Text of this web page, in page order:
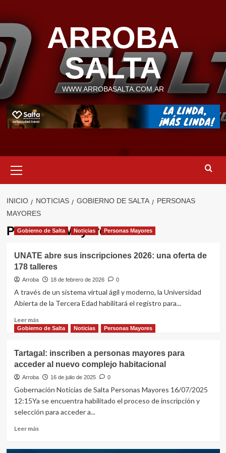
contenido
ARROBA
SALTA
WWW.ARROBASALTA.COM.AR
primario
INICIO NOTICIAS GOBIERNO DE SALTA
PERSONAS
MAYORES
Personas Mayores
Gobierno de Salta Noticias Personas Mayores
UNATE abre sus inscripciones 2026: una oferta de
178 talleres
Arroba 18 de febrero de 2026 0
A través de un sistema virtual ágil y moderno, la Universidad
Abierta de la Tercera Edad habilitará el registro para...
Leer másLeer
más
abre
sus
inscripciones
oferta
de
Gobierno de Salta Noticias Personas Mayores
Tartagal: inscriben a personas mayores para
acceder al nuevo complejo habitacional
Arroba 16 de julio de 2025 0
Gobernación Noticias de Salta Personas Mayores 16/07/2025
12:15Ya se encuentra habilitado el proceso de inscripción y
selección para acceder a...
Leer másLeer